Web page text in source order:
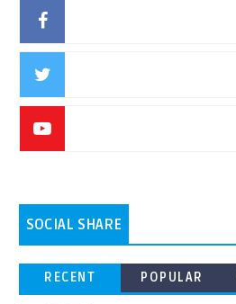
SOCIAL SHARE
RECENT POPULAR